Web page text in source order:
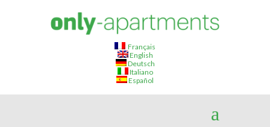
Français
English
Deutsch
Italiano
Español